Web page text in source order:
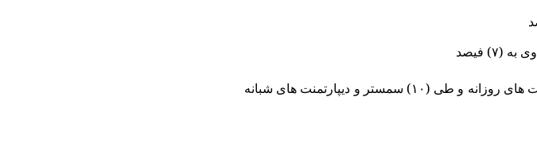
قابل ذکر است که نصاب هذا طی(۸) سمستر در دیپارتمنت های روزانه و طی (۱۰) سمستر و دیپارتمنت های شبانه